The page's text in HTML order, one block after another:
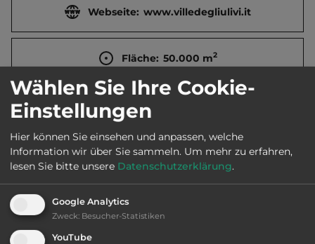
Webseite: www.villedegliulivi.it
Fläche: 50.000 m2
Öffnungszeiten:
Telefon: 0039 0565 976098
Ausstattung:
Wählen Sie Ihre Cookie-
Einstellungen
Hier können Sie einsehen und anpassen, welche
Information wir über Sie sammeln. Um mehr zu erfahren,
lesen Sie bitte unsere Datenschutzerklärung.
Google Analytics
Zweck: Besucher-Statistiken
YouTube